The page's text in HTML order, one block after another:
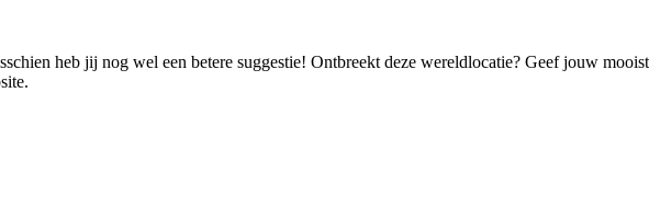
heb jij nog wel een betere suggestie! Ontbreekt deze wereldlocatie? Geef jouw